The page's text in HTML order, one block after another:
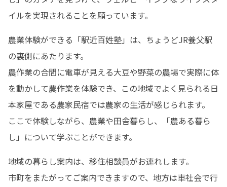
イルを実現されることを願っています。
農業体験ができる「駅近百姓塾」は、ちょうどJR養父駅
の裏側にあたります。
農作業の合間に電車が見える大豆や野菜の農場で実際に体
を動かして農作業を体験でき、この地域でよく見られる日
本家屋である農家民宿では農家の生活が感じられます。
ここで体験しながら、農業や田舎暮らし、「農ある暮ら
し」について学ぶことができます。
地域の暮らし案内は、移住相談員がお連れします。
市町をまたがってご案内できますので、地方は車社会で行